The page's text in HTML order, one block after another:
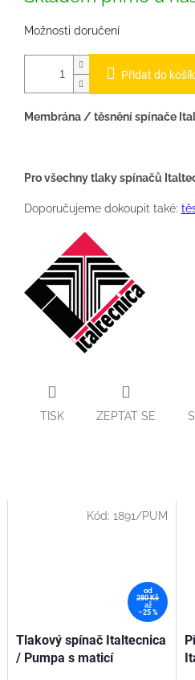
Možnosti doručení
Přidat do
Membrána / těsnění spínače
Pro všechny tlaky spínačů
Doporučujeme dokoupit také:
TISK ZEPTAT SE
od
280 Kč
až
–25 %
Tlakový spínač Italtecnica
/ Pumpa s maticí
Kód:1891/PUM